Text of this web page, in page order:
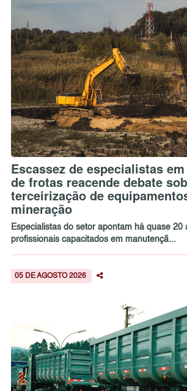
Escassez de especialistas
de frotas reacende debate
terceirização de
mineração
Especialistas do setor apontam há quase 20
profissionais capacitados em manutençã...
05 DE AGOSTO 2026